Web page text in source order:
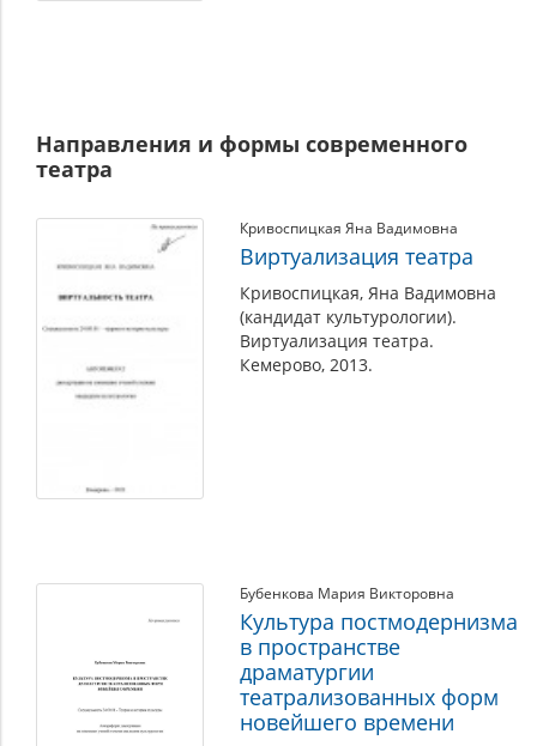
Направления и формы современного
театра
Кривоспицкая Яна Вадимовна
Виртуализация театра
Кривоспицкая, Яна Вадимовна
(кандидат культурологии).
Виртуализация театра.
Кемерово, 2013.
Бубенкова Мария Викторовна
Культура постмодернизма
в пространстве
драматургии
театрализованных форм
новейшего времени